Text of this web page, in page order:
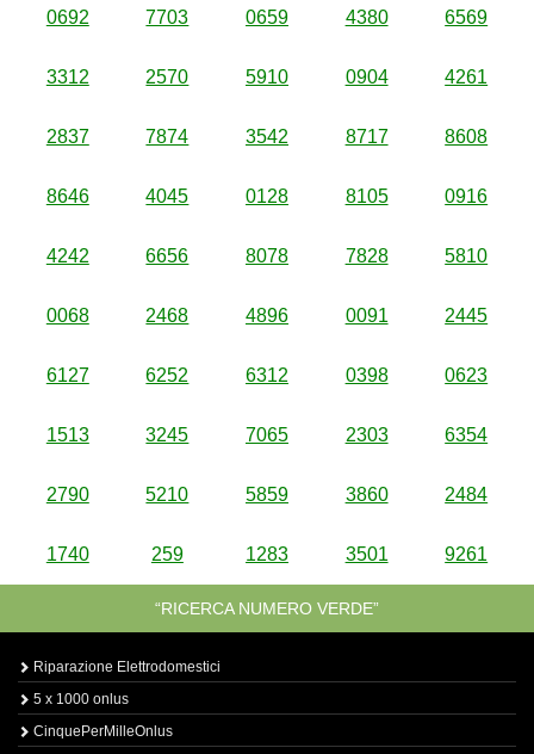
0692 7703 0659 4380 6569
3312 2570 5910 0904 4261
2837 7874 3542 8717 8608
8646 4045 0128 8105 0916
4242 6656 8078 7828 5810
0068 2468 4896 0091 2445
6127 6252 6312 0398 0623
1513 3245 7065 2303 6354
2790 5210 5859 3860 2484
1740 259 1283 3501 9261
“RICERCA NUMERO VERDE”
Riparazione Elettrodomestici
5 x 1000 onlus
CinquePerMilleOnlus